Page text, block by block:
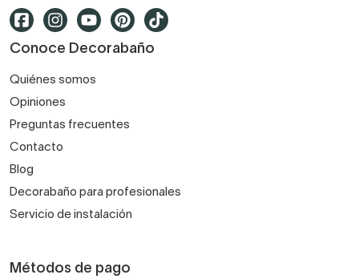
Conoce Decorabaño
Quiénes somos
Opiniones
Preguntas frecuentes
Contacto
Blog
Decorabaño para profesionales
Servicio de instalación
Métodos de pago